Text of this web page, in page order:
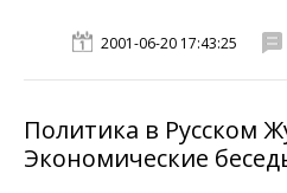
2001-06-20 17:43:25
Политика в Русском
Экономические